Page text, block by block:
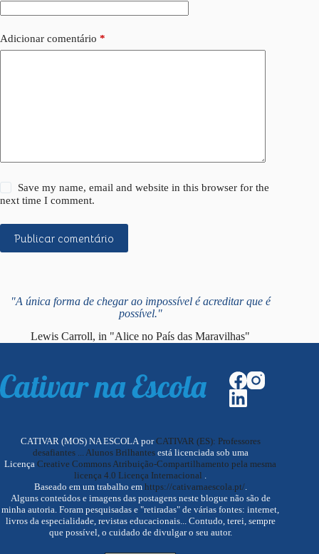
Adicionar comentário *
Save my name, email and website in this browser for the
next time I comment.
Publicar comentário
"A única forma de chegar ao impossível é acreditar que é
possível."
Lewis Carroll, in "Alice no País das Maravilhas"
CATIVAR (MOS) NA ESCOLA porCATIVAR (ES): Professores
desafiantes ... Alunos Brilhantesestá licenciada sob uma
LicençaCreative Commons Atribuição-Compartilhamento pela mesma
licença 4.0 Licença Internacional .
Baseado em um trabalho em https://cativarnaescola.pt/.
Alguns conteúdos e imagens das postagens neste blogue não são de
minha autoria. Foram pesquisadas e "retiradas" de várias fontes: internet,
livros da especialidade, revistas educacionais... Contudo, terei, sempre
que possível, o cuidado de divulgar o seu autor.